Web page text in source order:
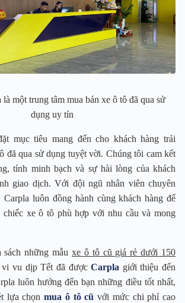
một trung tâm mua bán xe ô tô đã qua sử
dụng uy tín
mục tiêu mang đến cho khách hàng trải
đã qua sử dụng tuyệt vời. Chúng tôi cam kết
tính minh bạch và sự hài lòng của khách
giao dịch. Với đội ngũ nhân viên chuyên
Carpla luôn đồng hành cùng khách hàng để
chiếc xe ô tô phù hợp với nhu cầu và mong
những mẫu xe ô tô cũ giá rẻ dưới 150
vi vu dịp Tết đã đượcCarpla giới thiệu đến
luôn hướng đến bạn những điều tốt nhất,
lựa chọnmua ô tô cũ với mức chi phí cao